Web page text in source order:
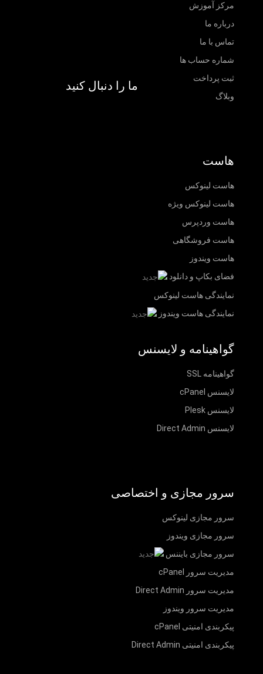
مرکز آموزش
درباره ما
تماس با ما
شماره حساب ها
ثبت پرداخت
وبلاگ
ما را دنبال کنید
هاست
هاست لینوکس
هاست لینوکس ویژه
هاست وردپرس
هاست فروشگاهی
هاست ویندوز
فضای بکاپ و دانلود
نمایندگی هاست لینوکس
نمایندگی هاست ویندوز
گواهینامه و لایسنس
گواهینامه SSL
لایسنس cPanel
لایسنس Plesk
لایسنس Direct Admin
سرور مجازی و اختصاصی
سرور مجازی لینوکس
سرور مجازی ویندوز
سرور مجازی بایننس
مدیریت سرور cPanel
مدیریت سرور Direct Admin
مدیریت سرور ویندوز
پیکربندی امنیتی cPanel
پیکربندی امنیتی Direct Admin